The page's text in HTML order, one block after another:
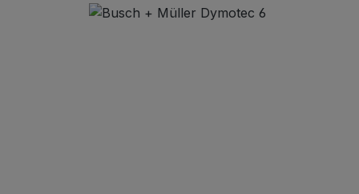
Bildergalerie überspringen